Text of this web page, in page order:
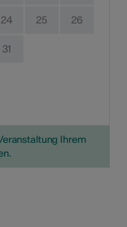
24 25 26
31
Ihrem